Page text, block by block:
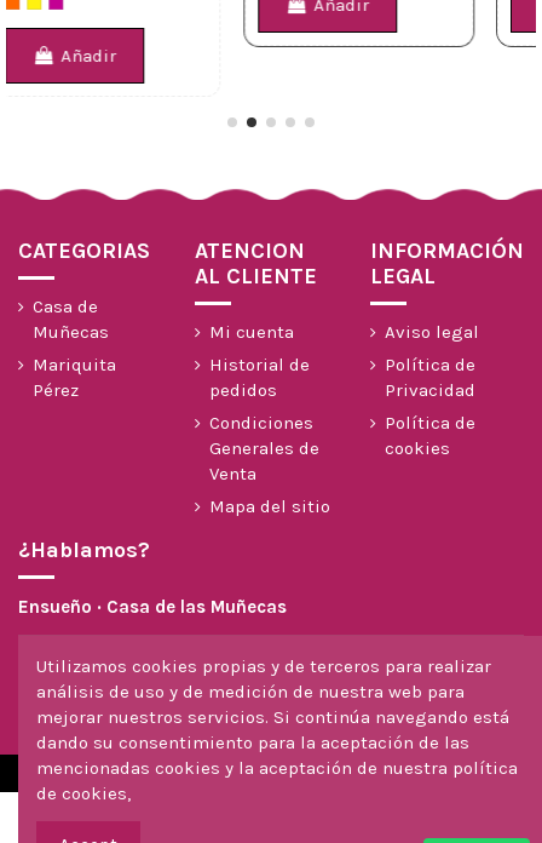
CATEGORIAS
Casa de
Muñecas
Mariquita
Pérez
ATENCION
AL CLIENTE
Mi cuenta
Historial de
pedidos
Condiciones
Generales de
Venta
Mapa del sitio
INFORMACIÓN
LEGAL
Aviso legal
Política de
Privacidad
Política de
cookies
¿Hablamos?
Ensueño · Casa de las Muñecas
info@casadelasmunecas.com
© 2026 · Hecho con ♥ por Jose Pina y StudioCreativo3D
Utilizamos cookies propias y de terceros para realizar
análisis de uso y de medición de nuestra web para
mejorar nuestros servicios. Si continúa navegando está
dando su consentimiento para la aceptación de las
mencionadas cookies y la aceptación de nuestra política
de cookies,